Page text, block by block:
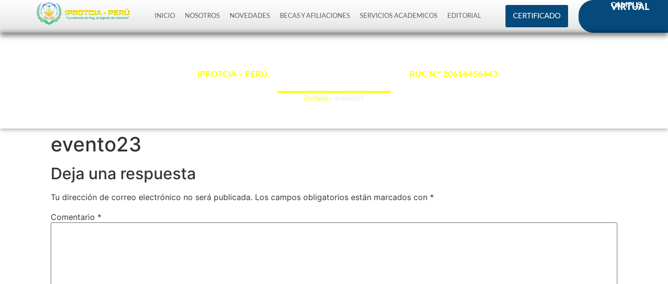
INICIO NOSOTROS NOVEDADES BECAS Y AFILIACIONES SERVICIOS ACADEMICOS EDITORIAL CERTIFICADO
CAMPUS
VIRTUAL
IPROTCIA – PERÚ,
RUC N.° 20614456443
Portada
evento23
Deja una respuesta
Tu dirección de correo electrónico no será publicada. Los campos obligatorios están marcados con *
Comentario *